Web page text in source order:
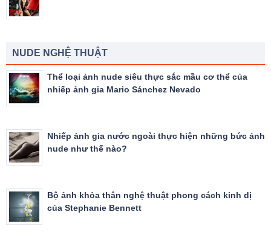
NUDE NGHỆ THUẬT
Thể loại ảnh nude siêu thực sắc mầu cơ thể của
nhiếp ảnh gia Mario Sánchez Nevado
Nhiếp ảnh gia nước ngoài thực hiện những bức ảnh
nude như thế nào?
Bộ ảnh khỏa thân nghệ thuật phong cách kinh dị
của Stephanie Bennett